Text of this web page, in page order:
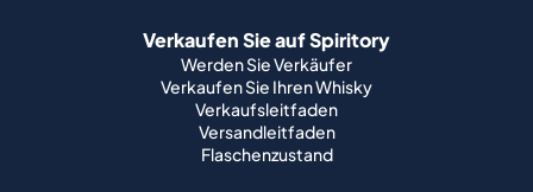
Verkaufen Sie auf Spiritory
Werden Sie Verkäufer
Verkaufen Sie Ihren Whisky
Verkaufsleitfaden
Versandleitfaden
Flaschenzustand